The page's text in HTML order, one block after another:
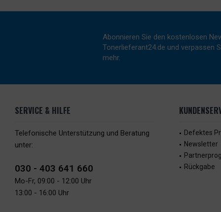
Abonnieren Sie den kostenlosen
Tonerlieferant24.de und verpassen
mehr.
SERVICE & HILFE
Telefonische Unterstützung und Beratung
unter:
030 - 403 641 660
Mo-Fr, 09:00 - 12:00 Uhr
13:00 - 16:00 Uhr
Defektes
Newsletter
Rückgabe